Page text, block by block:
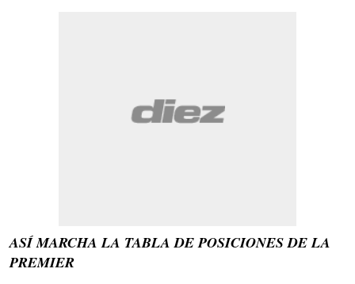
ASÍ MARCHA LA TABLA DE POSICIONES DE LA
PREMIER